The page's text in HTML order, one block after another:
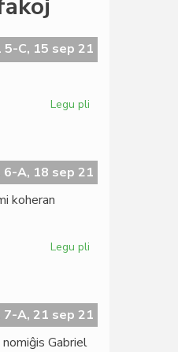
5-C, 15 sep 21
Legu pli
progresojn
en
6-A, 18 sep 21
koheran
Legu pli
havos
Centran
7-A, 21 sep 21
Gabriel